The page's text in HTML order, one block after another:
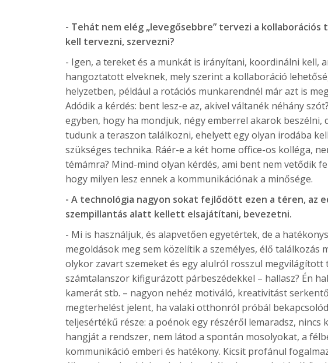
- Tehát nem elég „levegősebbre” tervezi a
kell tervezni, szervezni?
- Igen, a tereket és a munkát is irányítani, koordinálni kell,
hangoztatott elveknek, mely szerint a kollaboráció
helyzetben, például a rotációs munkarendnél már azt is
Adódik a kérdés: bent lesz-e az, akivel váltanék néhány
egyben, hogy ha mondjuk, négy emberrel akarok
tudunk a teraszon találkozni, ehelyett egy olyan irodába
szükséges technika. Ráér-e a két home office-os kolléga,
témámra? Mind-mind olyan kérdés, ami bent nem vetődik
hogy milyen lesz ennek a kommunikációnak a minősége.
- A technológia nagyon sokat fejlődött ezen a téren, az
szempillantás alatt kellett elsajátítani, bevezetni.
- Mi is használjuk, és alapvetően egyetértek, de a
megoldások meg sem közelítik a személyes, élő
olykor zavart szemeket és egy alulról rosszul
számtalanszor kifigurázott párbeszédekkel – hallasz? Én
kamerát stb. – nagyon nehéz motiváló, kreativitást
megterhelést jelent, ha valaki otthonról próbál
teljesértékű része: a poénok egy részéről lemaradsz, nincs
hangját a rendszer, nem látod a spontán mosolyokat, a
kommunikáció emberi és hatékony. Kicsit profánul